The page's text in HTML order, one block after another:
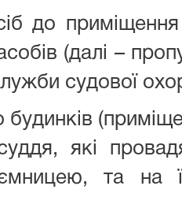
до
(далі –
судової
будинків
які
та на